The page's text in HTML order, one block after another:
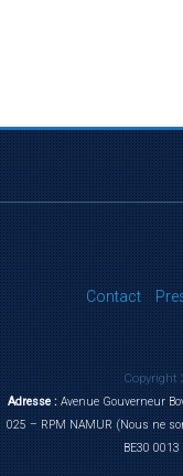
Contact
Copyright
Adresse :Avenue Gouverneur
025 – RPM NAMUR (Nous ne
BE30 0013